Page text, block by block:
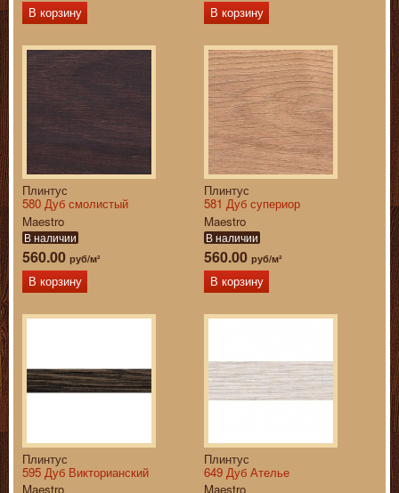
В корзину
В корзину
Плинтус
580 Дуб смолистый
Maestro
В наличии
560.00 руб/м²
В корзину
Плинтус
581 Дуб супериор
Maestro
В наличии
560.00 руб/м²
В корзину
Плинтус
595 Дуб Викторианский
Maestro
Плинтус
649 Дуб Ателье
Maestro